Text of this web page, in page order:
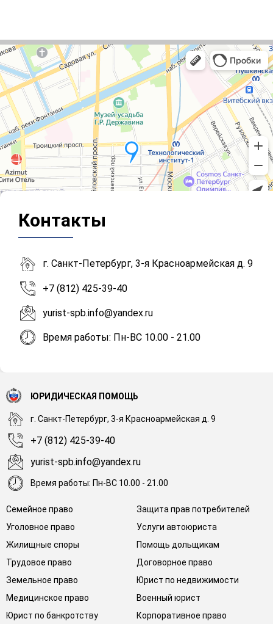
Контакты
г. Санкт-Петербург, 3-я Красноармейская д. 9
+7 (812) 425-39-40
yurist-spb.info@yandex.ru
Время работы: Пн-ВС 10.00 - 21.00
Семейное право
Защита прав потребителей
Уголовное право
Услуги автоюриста
Жилищные споры
Помощь дольщикам
Трудовое право
Договорное право
Земельное право
Юрист по недвижимости
Медицинское право
Военный юрист
Юрист по банкротству
Корпоративное право
ЮРИДИЧЕСКАЯ ПОМОЩЬ
г. Санкт-Петербург, 3-я Красноармейская д. 9
+7 (812) 425-39-40
yurist-spb.info@yandex.ru
Время работы: Пн-ВС 10.00 - 21.00